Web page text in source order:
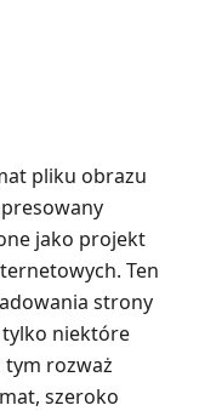
pliku obrazu
jako projekt
Ten
strony
tylko niektóre
tym rozważ
szeroko